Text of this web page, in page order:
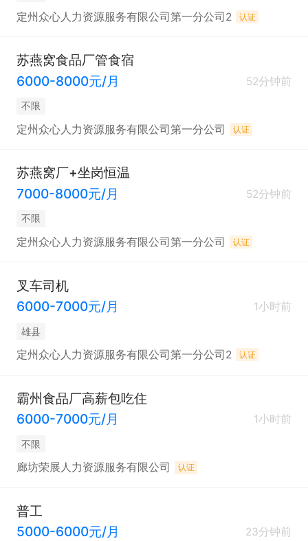
定州众心人力资源服务有限公司第一分公司2 认证
苏燕窝食品厂管食宿
6000-8000元/月
52分钟前
不限
定州众心人力资源服务有限公司第一分公司 认证
苏燕窝厂+坐岗恒温
7000-8000元/月
52分钟前
不限
定州众心人力资源服务有限公司第一分公司 认证
叉车司机
6000-7000元/月
1小时前
雄县
定州众心人力资源服务有限公司第一分公司2 认证
霸州食品厂高薪包吃住
6000-7000元/月
1小时前
不限
廊坊荣展人力资源服务有限公司 认证
普工
5000-6000元/月
23分钟前